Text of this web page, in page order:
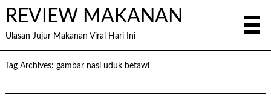
REVIEW MAKANAN
Ulasan Jujur Makanan Viral Hari Ini
Tag Archives: gambar nasi uduk betawi